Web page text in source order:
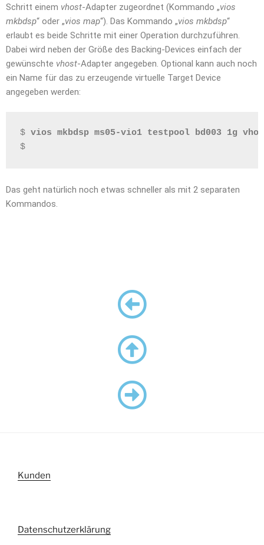
Schritt einem vhost-Adapter zugeordnet (Kommando „vios
mkbdsp“ oder „vios map“). Das Kommando „vios mkbdsp“
erlaubt es beide Schritte mit einer Operation durchzuführen.
Dabei wird neben der Größe des Backing-Devices einfach der
gewünschte vhost-Adapter angegeben. Optional kann auch noch
ein Name für das zu erzeugende virtuelle Target Device
angegeben werden:
$ vios mkbdsp ms05-vio1 testpool bd003 1g
$
Das geht natürlich noch etwas schneller als mit 2 separaten
Kommandos.
Kunden
Datenschutzerklärung